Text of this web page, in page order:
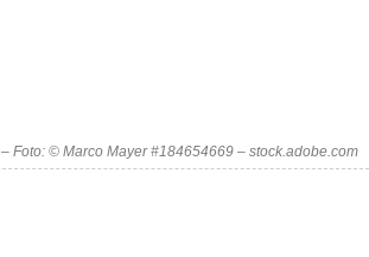
– Foto: © Marco Mayer #184654669 – stock.adobe.com